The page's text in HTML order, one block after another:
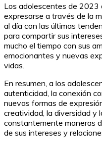
Los adolescentes de 2023
expresarse a través de la
al día con las últimas
para compartir sus
mucho el tiempo con sus
emocionantes y nuevas
vidas.
En resumen, a los
autenticidad, la conexión
nuevas formas de
creatividad, la diversidad y
constantemente maneras
de sus intereses y